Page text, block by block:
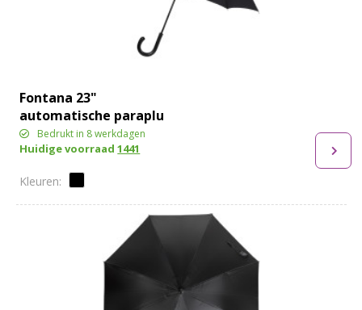
Fontana 23"
automatische paraplu
met carbon look en
gebogen handvat
Bedrukt in 8 werkdagen
Huidige voorraad1441